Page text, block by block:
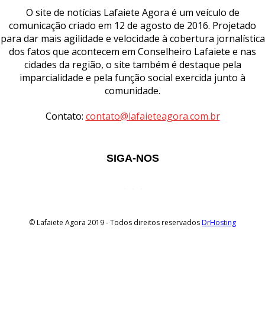
O site de notícias Lafaiete Agora é um veículo de
comunicação criado em 12 de agosto de 2016. Projetado
para dar mais agilidade e velocidade à cobertura jornalística
dos fatos que acontecem em Conselheiro Lafaiete e nas
cidades da região, o site também é destaque pela
imparcialidade e pela função social exercida junto à
comunidade.
Contato: contato@lafaieteagora.com.br
SIGA-NOS
© Lafaiete Agora 2019 - Todos direitos reservadosDrHosting